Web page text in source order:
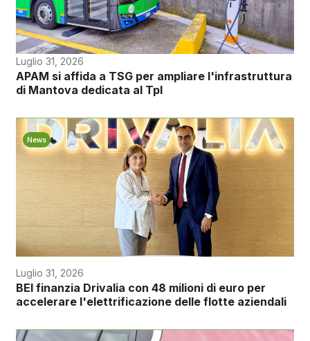
Luglio 31, 2026
APAM si affida a TSG per ampliare l'infrastruttura
di Mantova dedicata al Tpl
News
Luglio 31, 2026
BEI finanzia Drivalia con 48 milioni di euro per
accelerare l'elettrificazione delle flotte aziendali